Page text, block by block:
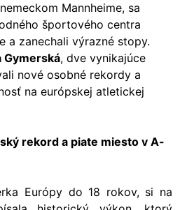
Mannheime, sa
športového centra
a zanechali výrazné stopy.
Gymerská, dve vynikajúce
nové osobné rekordy a
na európskej atletickej
rekord a piate miesto v A-
Európy do 18 rokov, si na